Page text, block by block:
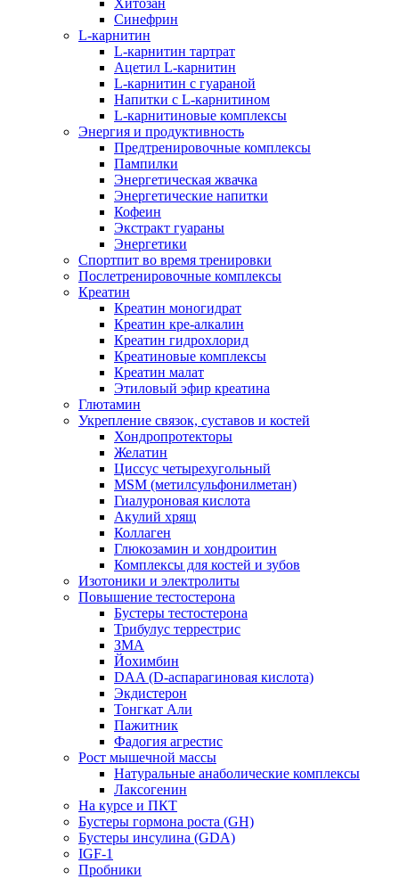
Хитозан
Синефрин
L-карнитин
L-карнитин тартрат
Ацетил L-карнитин
L-карнитин с гуараной
Напитки c L-карнитином
L-карнитиновые комплексы
Энергия и продуктивность
Предтренировочные комплексы
Пампилки
Энергетическая жвачка
Энергетические напитки
Кофеин
Экстракт гуараны
Энергетики
Спортпит во время тренировки
Послетренировочные комплексы
Креатин
Креатин моногидрат
Креатин кре-алкалин
Креатин гидрохлорид
Креатиновые комплексы
Креатин малат
Этиловый эфир креатина
Глютамин
Укрепление связок, суставов и костей
Хондропротекторы
Желатин
Циссус четырехугольный
MSM (метилсульфонилметан)
Гиалуроновая кислота
Акулий хрящ
Коллаген
Глюкозамин и хондроитин
Комплексы для костей и зубов
Изотоники и электролиты
Повышение тестостерона
Бустеры тестостерона
Трибулус террестрис
ЗМА
Йохимбин
DAA (D-аспарагиновая кислота)
Экдистерон
Тонгкат Али
Пажитник
Фадогия агрестис
Рост мышечной массы
Натуральные анаболические комплексы
Лаксогенин
На курсе и ПКТ
Бустеры гормона роста (GH)
Бустеры инсулина (GDA)
IGF-1
Пробники